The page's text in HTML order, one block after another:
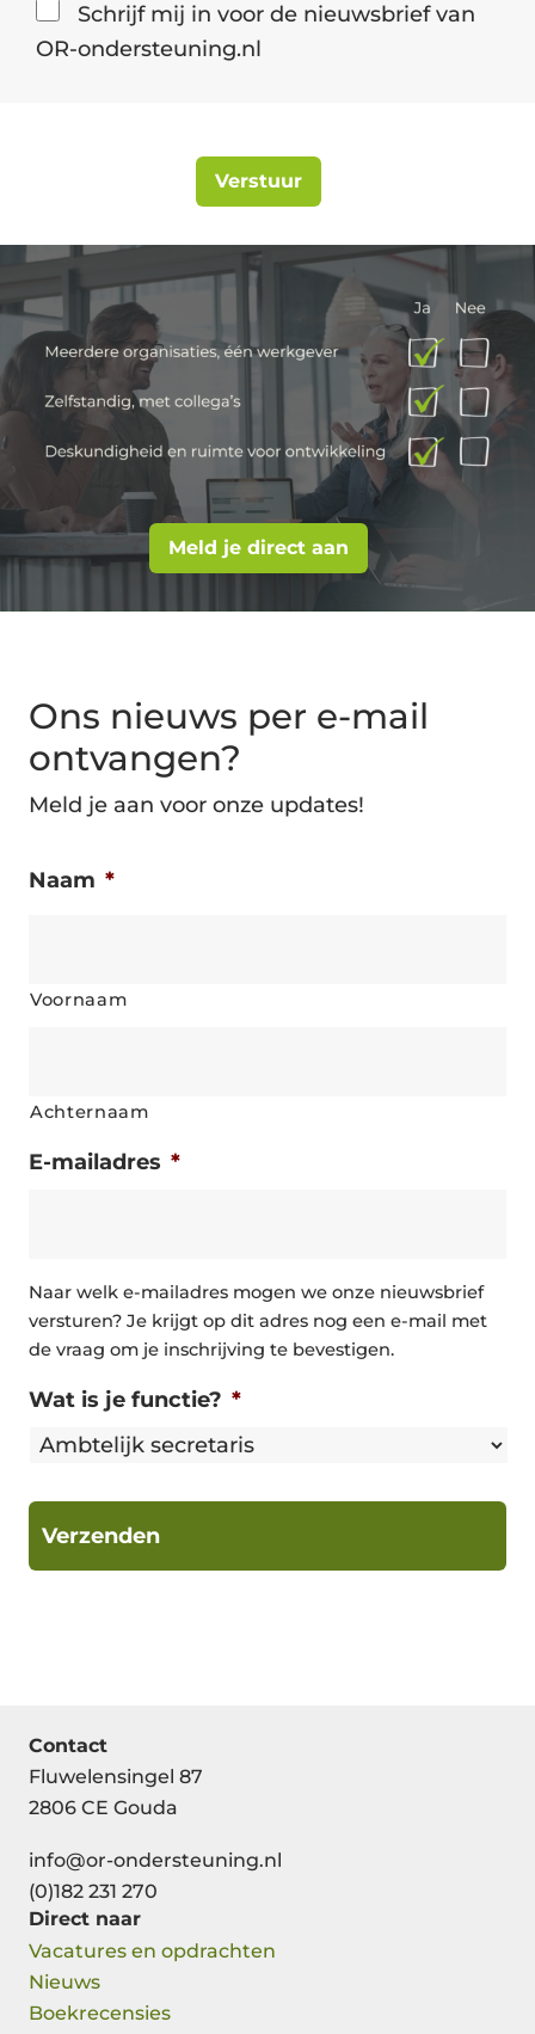
Schrijf mij in voor de nieuwsbrief van
OR-ondersteuning.nl
Verstuur
Meld je direct aan
Ons nieuws per e-mail
ontvangen?
Meld je aan voor onze updates!
Naam *
Voornaam
Achternaam
E-mailadres *
Naar welk e-mailadres mogen we onze nieuwsbrief
versturen? Je krijgt op dit adres nog een e-mail met
de vraag om je inschrijving te bevestigen.
Wat is je functie? *
Contact
Fluwelensingel 87
2806 CE Gouda
info@or-ondersteuning.nl
(0)182 231 270
Direct naar
Vacatures en opdrachten
Nieuws
Boekrecensies